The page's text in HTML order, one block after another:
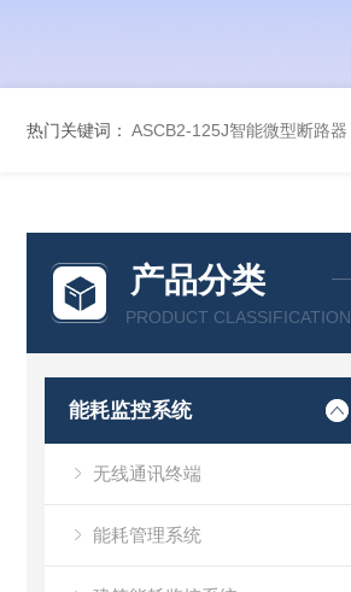
热门关键词： ASCB2-125J智能微型断路器
产品分类
PRODUCT CLASSIFICATION
能耗监控系统
无线通讯终端
能耗管理系统